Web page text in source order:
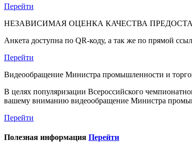
Перейти
НЕЗАВИСИМАЯ ОЦЕНКА КАЧЕСТВА
Анкета доступна по QR-коду, а так же по прямой
Перейти
Видеообращение Министра промышленности и
В целях популяризации Всероссийского
вашему вниманию видеообращение Министра
Перейти
Полезная информация Перейти